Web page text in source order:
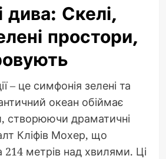
дива: Скелі,
простори,
– це симфонія зелені та
океан обіймає
створюючи драматичні
Кліфів Мохер, що
214 метрів над хвилями. Ці